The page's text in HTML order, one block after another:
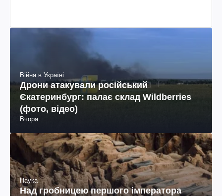
Війна в Україні
Дрони атакували російський
Єкатеринбург: палає склад Wildberries
(фото, відео)
Вчора
Наука
Над гробницею першого імператора